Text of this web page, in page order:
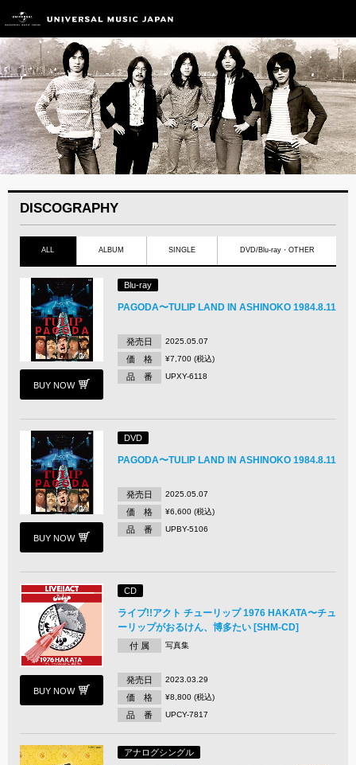
DISCOGRAPHY
ALL ALBUM SINGLE DVD/Blu-ray・OTHER
BUY NOW
Blu-ray
PAGODA〜TULIP LAND IN ASHINOKO 1984.8.11
発売日 2025.05.07
価 格 ¥7,700 (税込)
品 番 UPXY-6118
BUY NOW
DVD
PAGODA〜TULIP LAND IN ASHINOKO 1984.8.11
発売日 2025.05.07
価 格 ¥6,600 (税込)
品 番 UPBY-5106
BUY NOW
CD
ライブ!!アクト チューリップ 1976 HAKATA〜チュ
ーリップがおるけん、博多たい [SHM-CD]
付 属 写真集
発売日 2023.03.29
価 格 ¥8,800 (税込)
品 番 UPCY-7817
アナログシングル